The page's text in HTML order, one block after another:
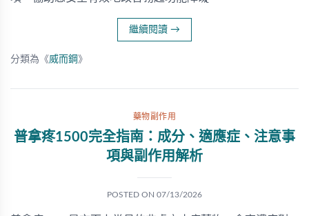
繼續閱讀 →
分類為《威而鋼 》
藥物副作用
普拿疼1500完全指南：成分、適應症、注意事
項與副作用解析
POSTED ON 07/13/2026